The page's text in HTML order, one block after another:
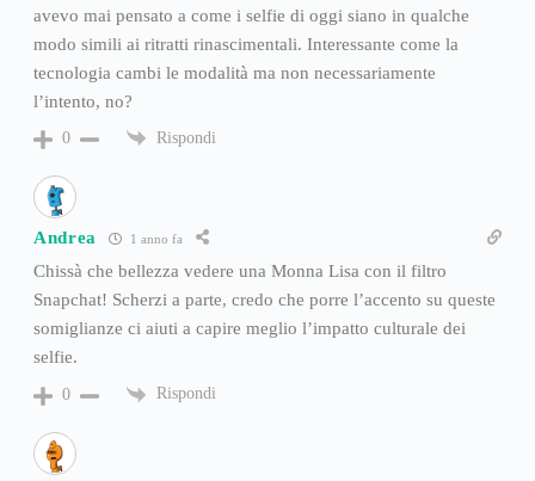
avevo mai pensato a come i selfie di oggi siano in qualche
modo simili ai ritratti rinascimentali. Interessante come la
tecnologia cambi le modalità ma non necessariamente
l’intento, no?
0 Rispondi
Andrea 1 anno fa
Chissà che bellezza vedere una Monna Lisa con il filtro
Snapchat! Scherzi a parte, credo che porre l’accento su queste
somiglianze ci aiuti a capire meglio l’impatto culturale dei
selfie.
0 Rispondi